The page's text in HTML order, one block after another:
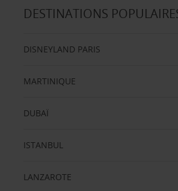
DESTINATIONS
DISNEYLAND PARIS
MARTINIQUE
DUBAÏ
ISTANBUL
LANZAROTE